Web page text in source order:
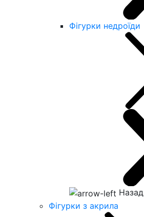
Фігурки недроїди
Назад
Фігурки з акрила